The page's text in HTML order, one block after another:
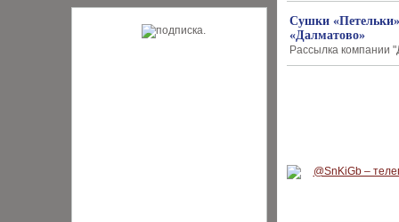
Сушки «Петельки»
«Далматово»
Рассылка компании